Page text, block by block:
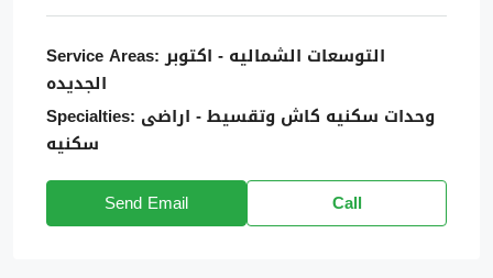
Service Areas:التوسعات الشماليه - اكتوبر
الجديده
Specialties:
سكنيه
Send Email
Call